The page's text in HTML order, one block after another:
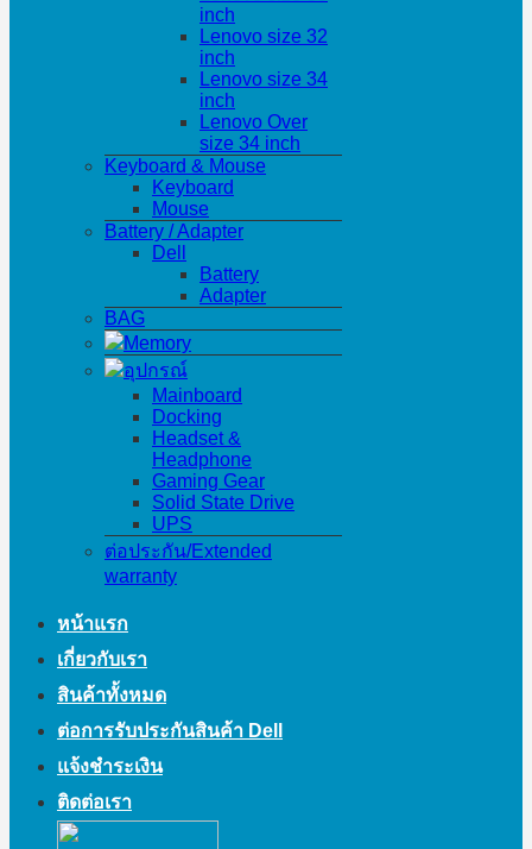
inch
Lenovo size 32
inch
Lenovo size 34
inch
Lenovo Over
size 34 inch
Keyboard & Mouse
Keyboard
Mouse
Battery / Adapter
Dell
Battery
Adapter
BAG
Memory
อุปกรณ์
Mainboard
Docking
Headset &
Headphone
Gaming Gear
Solid State Drive
UPS
ต่อประกัน/Extended
warranty
หน้าแรก
เกี่ยวกับเรา
สินค้าทั้งหมด
ต่อการรับประกันสินค้า Dell
แจ้งชำระเงิน
ติดต่อเรา